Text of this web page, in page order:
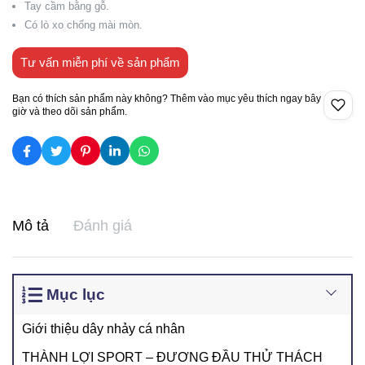
Tay cầm bằng gỗ.
Có lò xo chống mài mòn.
Tư vấn miễn phí về sản phẩm
Bạn có thích sản phẩm này không? Thêm vào mục yêu thích ngay bây
giờ và theo dõi sản phẩm.
Mô tả Đánh giá
Mục lục
Giới thiệu dây nhảy cá nhân
THÀNH LỢI SPORT – ĐƯƠNG ĐẦU THỬ THÁCH